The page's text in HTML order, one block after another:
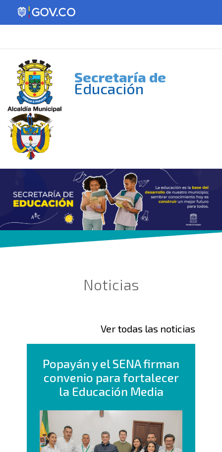
Secretaría de
Educación
Noticias
Ver todas las noticias
Popayán y el SENA firman
convenio para fortalecer
la Educación Media